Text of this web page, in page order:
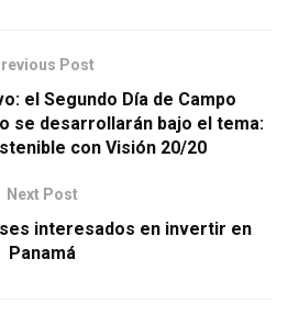
Post
el Segundo Día de Campo
se desarrollarán bajo el tema:
con Visión 20/20
Next Post
interesados en invertir en
Panamá